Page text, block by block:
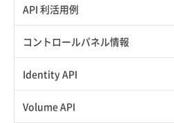
APIのご利用について
API 利活用例
APIでAPIサブユーザーを作成する
APIでVPSにISOイメージを挿入する
APIでVPSを作成する
コントロールパネル情報
APIユーザーを作成する
API情報を確認する
Identity API
Credential一覧取得
Volume API